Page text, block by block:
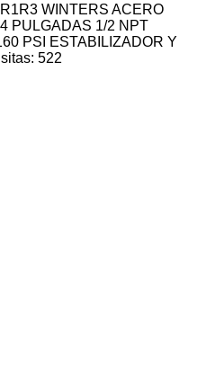
WINTERS ACERO
PULGADAS 1/2 NPT
PSI ESTABILIZADOR Y
522